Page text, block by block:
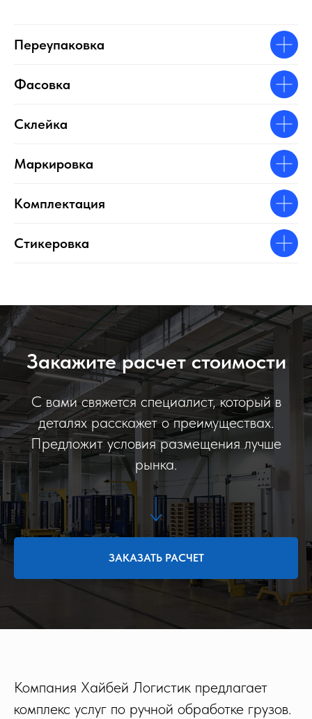
Переупаковка
Фасовка
Склейка
Маркировка
Комплектация
Стикеровка
Закажите расчет стоимости
С вами свяжется специалист, который в
деталях расскажет о преимуществах.
Предложит условия размещения лучше
рынка.
ЗАКАЗАТЬ РАСЧЕТ
Компания Хайбей Логистик предлагает
комплекс услуг по ручной обработке грузов.